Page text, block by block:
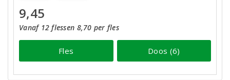
9,45
Vanaf 12 flessen 8,70 per fles
Fles Doos (6)